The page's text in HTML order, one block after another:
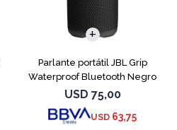
Parlante portátil JBL Grip
Waterproof Bluetooth Negro
USD 75,00
USD 63,75